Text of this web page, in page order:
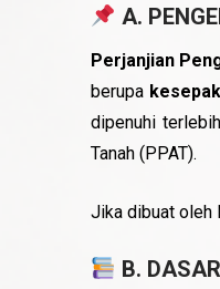
A.
Perjanjian
berupa
dipenuhi
Tanah (PPAT).
Jika dibuat oleh
B.